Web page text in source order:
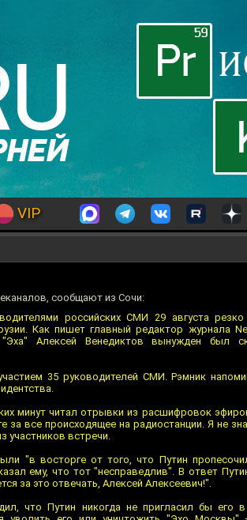
VIP
сообщают из Сочи:
российских СМИ 29 августа резко
Как пишет главный редактор журнала
Алексей Венедиктов вынужден был
35 руководителей СМИ. Рэмник
минут читал отрывки из расшифровок
за все происходящее на радиостанции. Я не
участников встречи.
"в восторге от того, что Путин
ему, что тот "несправедлив". В ответ
за это отвечать, Алексей Алексеевич!".
что Путин никогда не пригласил бы его